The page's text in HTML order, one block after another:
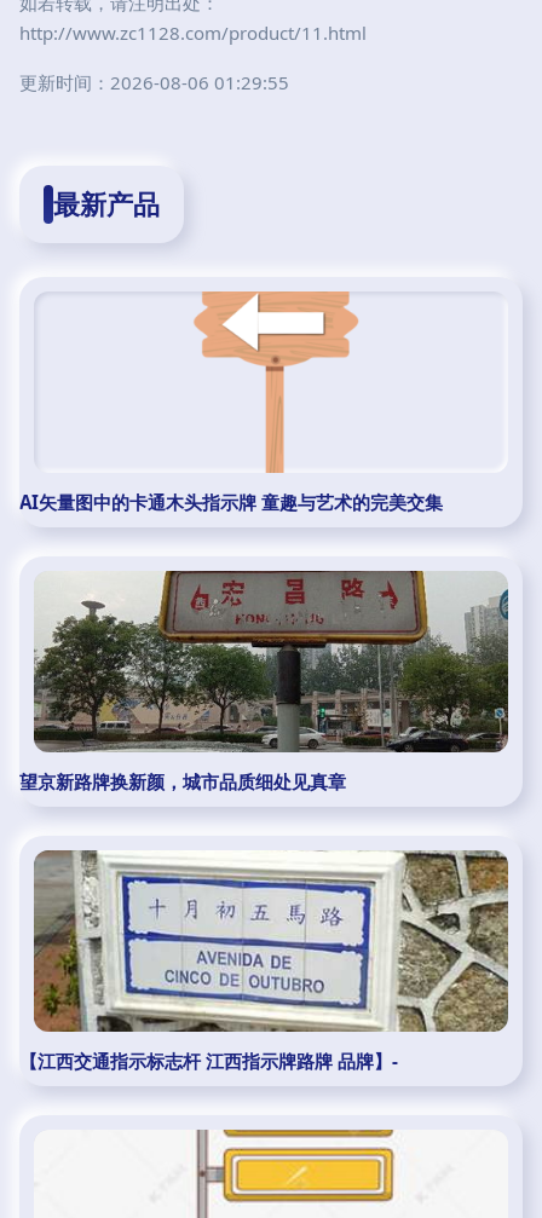
http://www.zc1128.com/product/11.html
更新时间：2026-08-06 01:29:55
最新产品
AI矢量图中的卡通木头指示牌 童趣与艺术的完美交集
望京新路牌换新颜，城市品质细处见真章
【江西交通指示标志杆 江西指示牌路牌 品牌】-